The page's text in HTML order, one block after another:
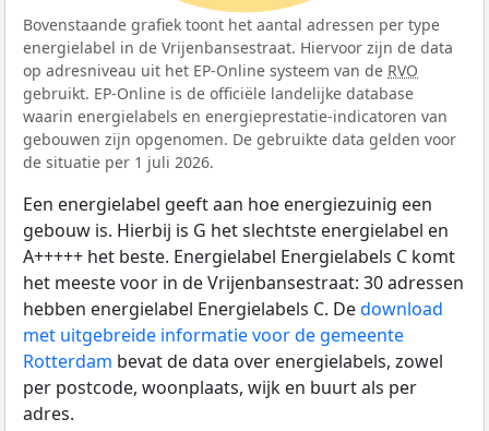
Bovenstaande grafiek toont het aantal adressen per type
energielabel in de Vrijenbansestraat. Hiervoor zijn de data
op adresniveau uit het EP-Online systeem van de RVO
gebruikt. EP-Online is de officiële landelijke database
waarin energielabels en energieprestatie-indicatoren van
gebouwen zijn opgenomen. De gebruikte data gelden voor
de situatie per 1 juli 2026.
Een energielabel geeft aan hoe energiezuinig een
gebouw is. Hierbij is G het slechtste energielabel en
A+++++ het beste. Energielabel Energielabels C komt
het meeste voor in de Vrijenbansestraat: 30 adressen
hebben energielabel Energielabels C. Dedownload
met uitgebreide informatie voor de gemeente
Rotterdam bevat de data over energielabels, zowel
per postcode, woonplaats, wijk en buurt als per
adres.